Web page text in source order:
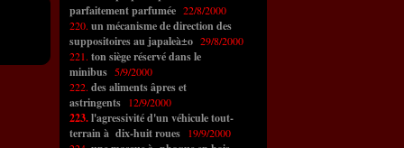
parfaitement parfumée 22/8/2000
220. un mécanisme de direction des
suppositoires au japaleà±o 29/8/2000
221. ton siège réservé dans le
minibus 5/9/2000
222. des aliments âpres et
astringents 12/9/2000
223.l'agressivité d'un véhicule tout-
terrain à dix-huit roues
19/9/2000